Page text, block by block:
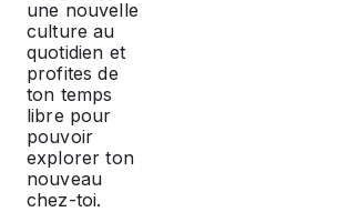
une nouvelle
culture au
quotidien et
profites de
ton temps
libre pour
pouvoir
explorer ton
nouveau
chez-toi.